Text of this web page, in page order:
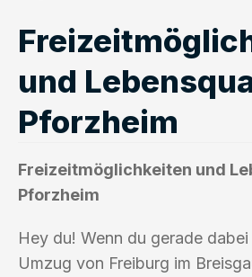
und
Pforzheim
Freizeitmöglichkeiten und
Pforzheim
Hey du! Wenn du gerade
Umzug von Freiburg im